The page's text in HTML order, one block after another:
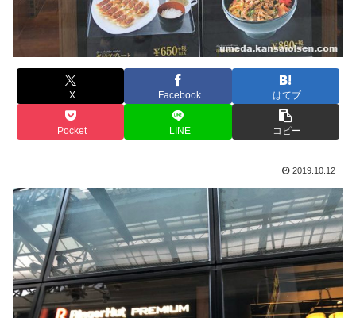
X Facebook はてブ
Pocket LINE コピー
2019.10.12